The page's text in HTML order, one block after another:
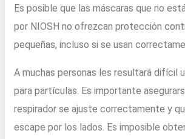
Es posible que las máscaras que no
por NIOSH no ofrezcan protección
pequeñas, incluso si se usan
A muchas personas les resultará difícil
para partículas. Es importante
respirador se ajuste correctamente y
escape por los lados. Es imposible